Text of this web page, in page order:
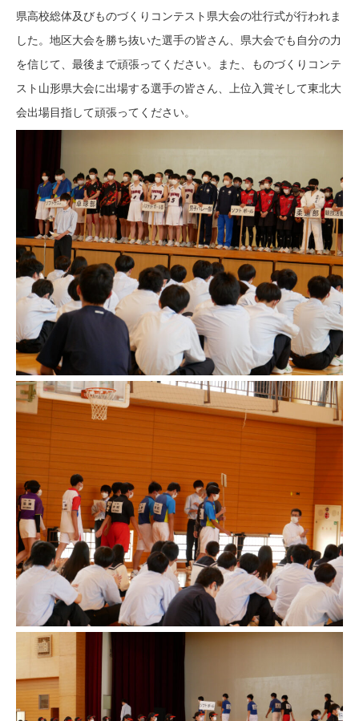
県高校総体及びものづくりコンテスト県大会の壮行式が行われま
した。地区大会を勝ち抜いた選手の皆さん、県大会でも自分の力
を信じて、最後まで頑張ってください。また、ものづくりコンテ
スト山形県大会に出場する選手の皆さん、上位入賞そして東北大
会出場目指して頑張ってください。